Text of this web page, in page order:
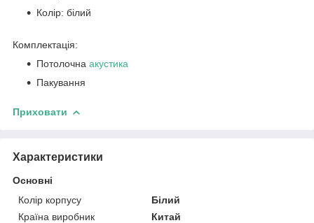
Колір: білий
Комплектація:
Потолочна акустика
Пакування
Приховати
Характеристики
Основні
Колір корпусу
Білий
Країна виробник
Китай